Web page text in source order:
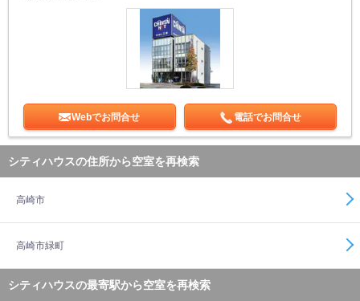
Webでお問合せ 電話でお問合せ
シティハウスの住所から空室を再検索
高崎市
高崎市緑町
シティハウスの最寄駅から空室を再検索